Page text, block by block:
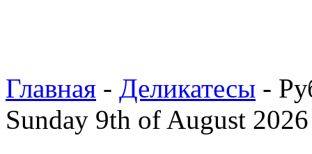
Главная - Деликатесы -
Sunday 9th of August 2026